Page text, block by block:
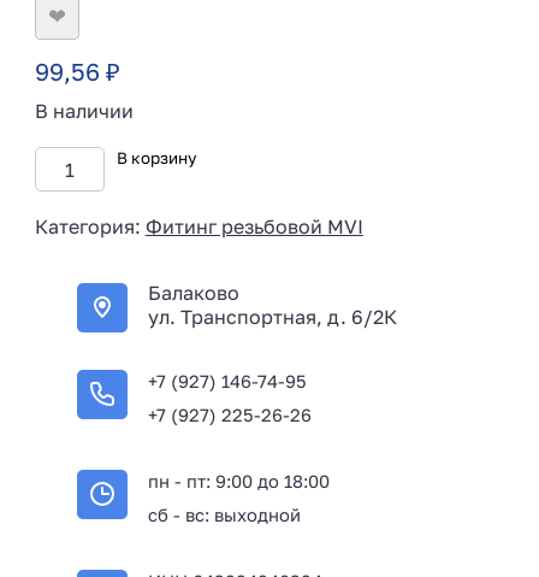
❤
99,56 ₽
В наличии
В корзину
Категория: Фитинг резьбовой MVI
Балаково
ул. Транспортная, д. 6/2К
+7 (927) 146-74-95
+7 (927) 225-26-26
пн - пт: 9:00 до 18:00
сб - вс: выходной